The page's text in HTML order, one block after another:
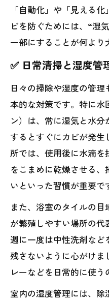
「自動化」や「見える
ビを防ぐためには、“湿
一部にすることが何より
✅ 日常清掃と湿度管
日々の掃除や湿度の管
本的な対策です。特に水
ン）は、常に湿気と水
するとすぐにカビが発
所では、使用後に水滴
をこまめに乾燥させる
いといった習慣が重要で
また、浴室のタイルの
が繁殖しやすい場所の代
週に一度は中性洗剤など
残さないように心がけ
レーなどを日常的に使う
室内の湿度管理には、